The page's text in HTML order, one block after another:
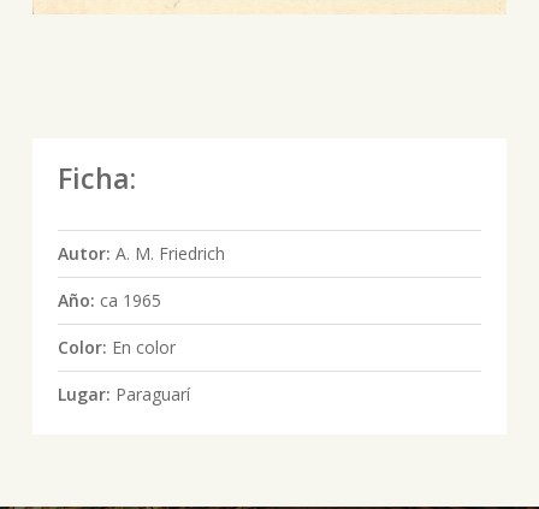
Ficha:
Autor: A. M. Friedrich
Año: ca 1965
Color: En color
Lugar: Paraguarí